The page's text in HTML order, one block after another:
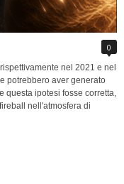
0
nel 2021 e nel
potrebbero aver generato
ipotesi fosse corretta,
nell'atmosfera di